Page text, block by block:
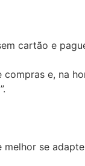
cartão e
e, na
melhor se